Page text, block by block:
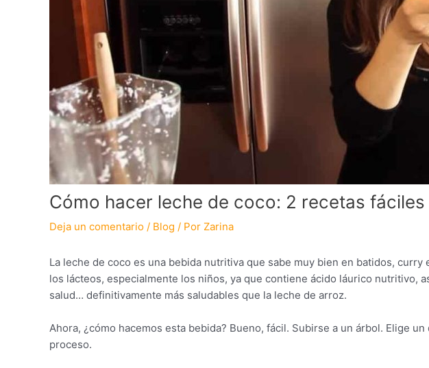
Cómo hacer leche de coco: 2 recetas fáciles
Deja un comentario / Blog / Por Zarina
La leche de coco es una bebida nutritiva que sabe muy bien en batidos,
los lácteos, especialmente los niños, ya que contiene ácido láurico nutritivo,
salud… definitivamente más saludables que la leche de arroz.
Ahora, ¿cómo hacemos esta bebida? Bueno, fácil. Subirse a un árbol. Elige
proceso.